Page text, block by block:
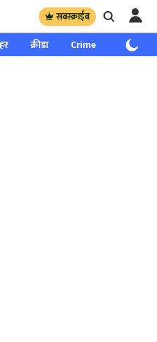
सबस्क्राईब
क्रीडा Crime साप्ताहिक